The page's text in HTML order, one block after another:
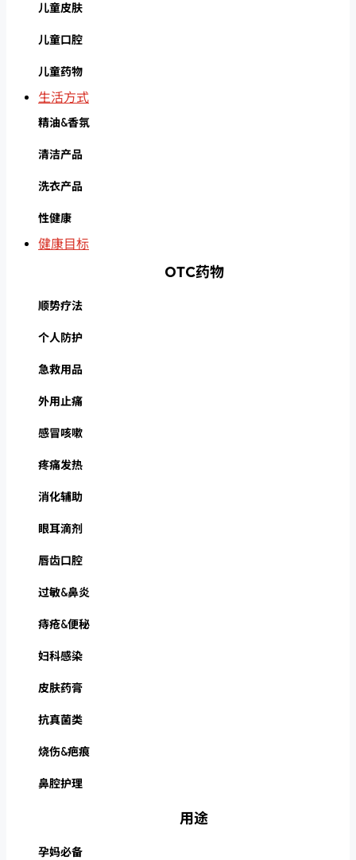
儿童皮肤
儿童口腔
儿童药物
生活方式
精油&香氛
清洁产品
洗衣产品
性健康
健康目标
OTC药物
顺势疗法
个人防护
急救用品
外用止痛
感冒咳嗽
疼痛发热
消化辅助
眼耳滴剂
唇齿口腔
过敏&鼻炎
痔疮&便秘
妇科感染
皮肤药膏
抗真菌类
烧伤&疤痕
鼻腔护理
用途
孕妈必备